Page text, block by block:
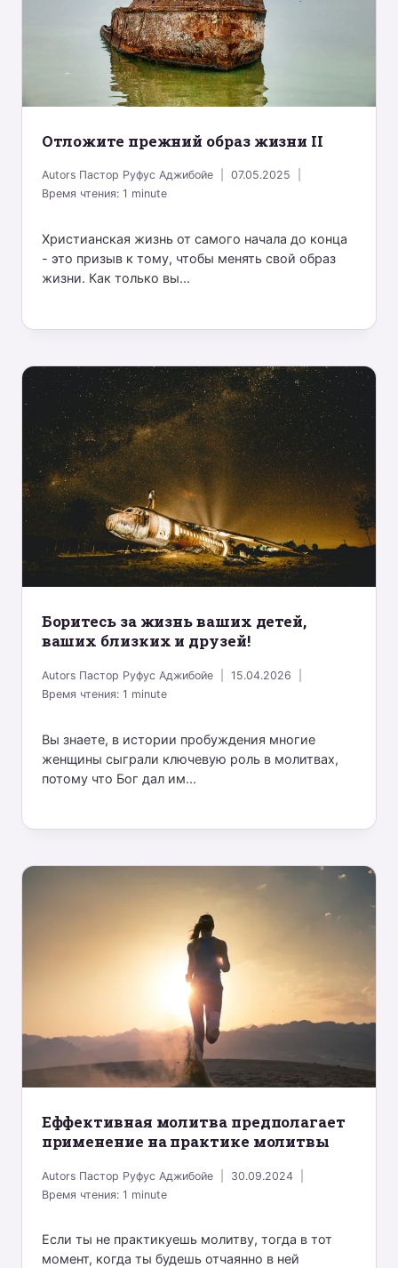
Отложите прежний образ жизни II
Autors Пастор Руфус Аджибойе
07.05.2025
Время чтения:1 minute
Христианская жизнь от самого начала до конца
- это призыв к тому, чтобы менять свой образ
жизни. Как только вы...
Боритесь за жизнь ваших детей,
ваших близких и друзей!
Autors Пастор Руфус Аджибойе
15.04.2026
Время чтения:1 minute
Вы знаете, в истории пробуждения многие
женщины сыграли ключевую роль в молитвах,
потому что Бог дал им...
Eффективная молитва предполагает
применение на практике молитвы
Autors Пастор Руфус Аджибойе
30.09.2024
Время чтения:1 minute
Если ты не практикуешь молитву, тогда в тот
момент, когда ты будешь отчаянно в ней